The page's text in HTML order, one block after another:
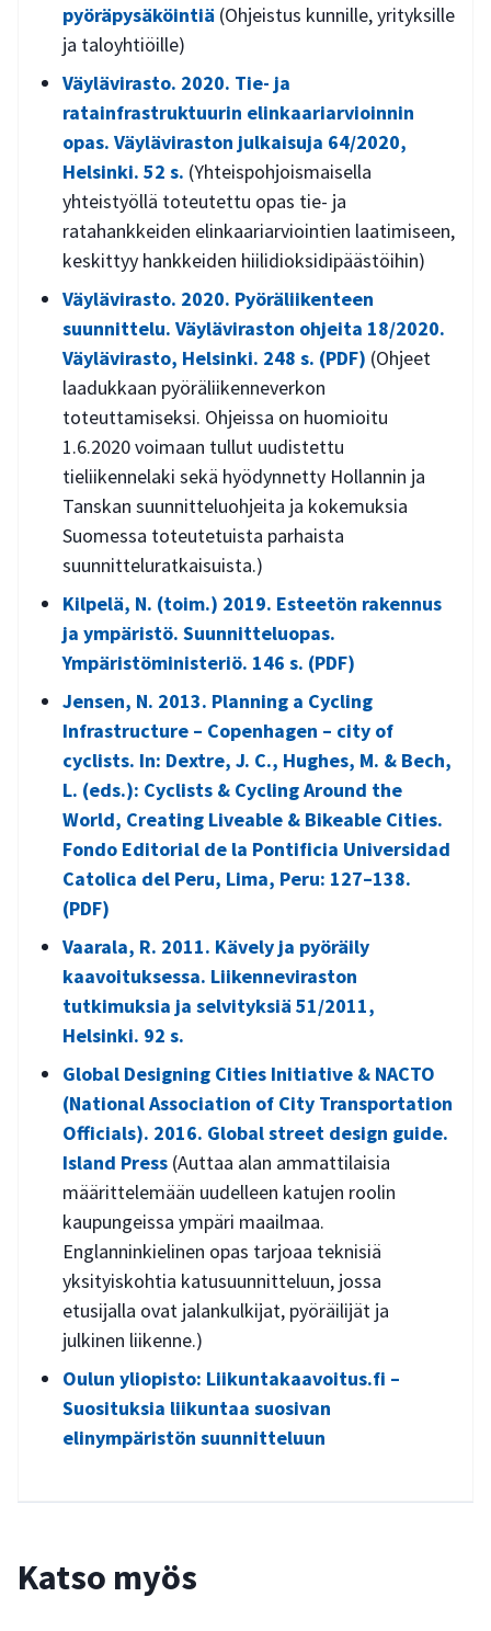
pyöräpysäköintiä (Ohjeistus kunnille, yrityksille
ja taloyhtiöille)
Väylävirasto. 2020. Tie- ja
ratainfrastruktuurin elinkaariarvioinnin
opas. Väyläviraston julkaisuja 64/2020,
Helsinki. 52 s. (Yhteispohjoismaisella
yhteistyöllä toteutettu opas tie- ja
ratahankkeiden elinkaariarviointien laatimiseen,
keskittyy hankkeiden hiilidioksidipäästöihin)
Väylävirasto. 2020. Pyöräliikenteen
suunnittelu. Väyläviraston ohjeita 18/2020.
Väylävirasto, Helsinki. 248 s. (PDF) (Ohjeet
laadukkaan pyöräliikenneverkon
toteuttamiseksi. Ohjeissa on huomioitu
1.6.2020 voimaan tullut uudistettu
tieliikennelaki sekä hyödynnetty Hollannin ja
Tanskan suunnitteluohjeita ja kokemuksia
Suomessa toteutetuista parhaista
suunnitteluratkaisuista.)
Kilpelä, N. (toim.) 2019. Esteetön rakennus
ja ympäristö. Suunnitteluopas.
Ympäristöministeriö. 146 s. (PDF)
Jensen, N. 2013. Planning a Cycling
Infrastructure – Copenhagen – city of
cyclists. In: Dextre, J. C., Hughes, M. & Bech,
L. (eds.): Cyclists & Cycling Around the
World, Creating Liveable & Bikeable Cities.
Fondo Editorial de la Pontificia Universidad
Catolica del Peru, Lima, Peru: 127–138.
(PDF)
Vaarala, R. 2011. Kävely ja pyöräily
kaavoituksessa. Liikenneviraston
tutkimuksia ja selvityksiä 51/2011,
Helsinki. 92 s.
Global Designing Cities Initiative & NACTO
(National Association of City Transportation
Officials). 2016. Global street design guide.
Island Press (Auttaa alan ammattilaisia
määrittelemään uudelleen katujen roolin
kaupungeissa ympäri maailmaa.
Englanninkielinen opas tarjoaa teknisiä
yksityiskohtia katusuunnitteluun, jossa
etusijalla ovat jalankulkijat, pyöräilijät ja
julkinen liikenne.)
Oulun yliopisto: Liikuntakaavoitus.fi –
Suosituksia liikuntaa suosivan
elinympäristön suunnitteluun
Katso myös